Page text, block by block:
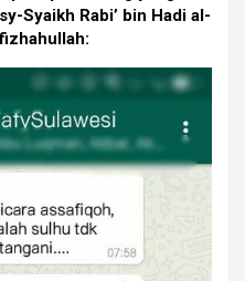
Syaikh Rabi’ bin Hadi al-